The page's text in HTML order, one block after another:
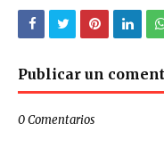
Publicar un
0 Comentarios